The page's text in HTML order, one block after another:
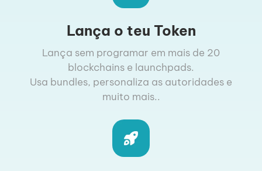
Lança o teu Token
Lança sem programar em mais de 20
blockchains e launchpads.
Usa bundles, personaliza as autoridades e
muito mais..